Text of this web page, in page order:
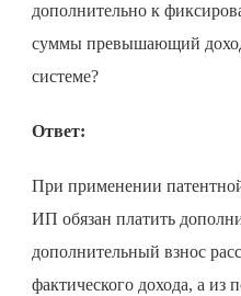
дополнительно к
суммы превышающий
системе?
Ответ:
При применении
ИП обязан платить
дополнительный взнос
фактического дохода, а из